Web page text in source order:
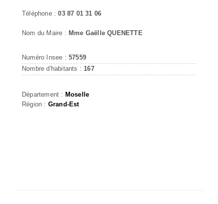
Téléphone :03 87 01 31 06
Nom du Maire : Mme Gaëlle QUENETTE
Numéro Insee : 57559
Nombre d'habitants : 167
Département : Moselle
Région : Grand-Est